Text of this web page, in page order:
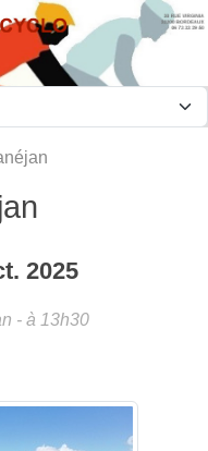
2025
- à 13h30